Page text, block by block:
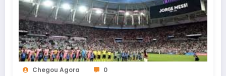
Chegou Agora 0